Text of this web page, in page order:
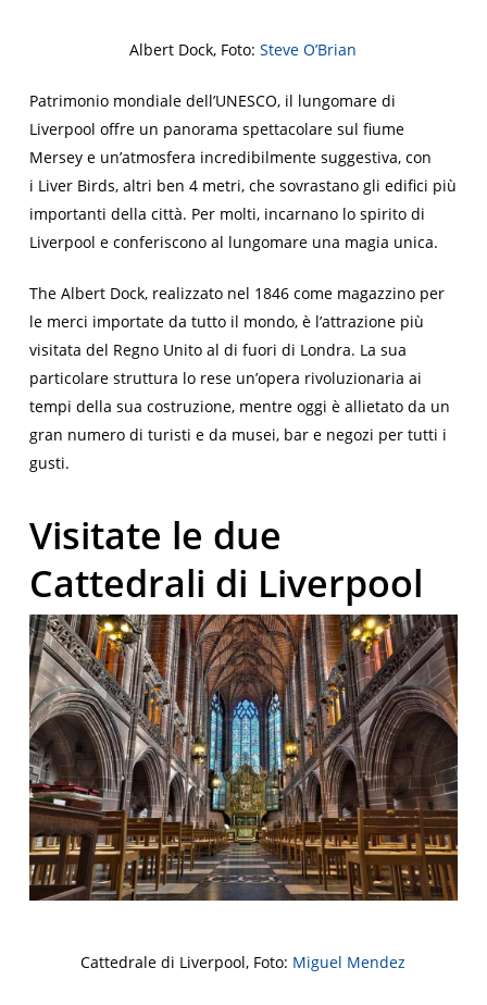
Albert Dock, Foto:Steve O’Brian
Patrimonio mondiale dell’UNESCO, il lungomare di
Liverpool offre un panorama spettacolare sul fiume
Mersey e un’atmosfera incredibilmente suggestiva, con
i Liver Birds, altri ben 4 metri, che sovrastano gli edifici più
importanti della città. Per molti, incarnano lo spirito di
Liverpool e conferiscono al lungomare una magia unica.
The Albert Dock, realizzato nel 1846 come magazzino per
le merci importate da tutto il mondo, è l’attrazione più
visitata del Regno Unito al di fuori di Londra. La sua
particolare struttura lo rese un’opera rivoluzionaria ai
tempi della sua costruzione, mentre oggi è allietato da un
gran numero di turisti e da musei, bar e negozi per tutti i
gusti.
Visitate le due
Cattedrali di Liverpool
Cattedrale di Liverpool, Foto: Miguel Mendez